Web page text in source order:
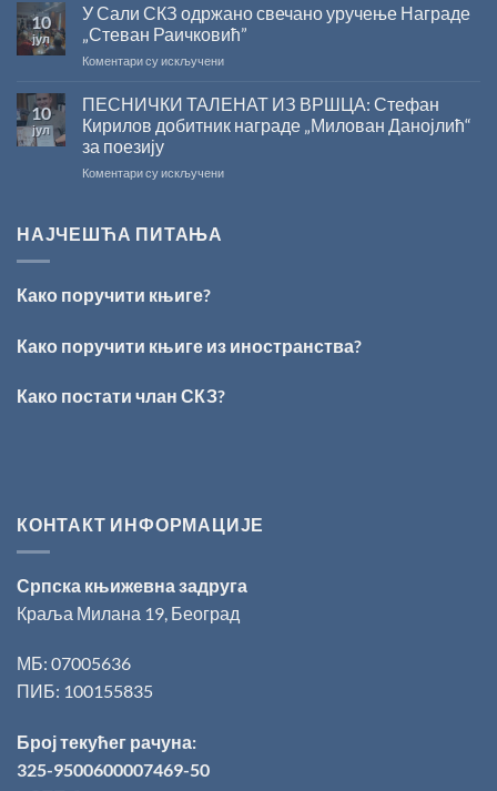
на
српском
2026.
ГОДИНУ
СНИЖЕЊЕ
10
јул
У Сали СКЗ одржано свечано уручење Награде
„Стеван Раичковић”
Коментари су искљученина
Сали
одржано
уручење
10
јул
ПЕСНИЧКИ ТАЛЕНАТ ИЗ ВРШЦА: Стефан
Кирилов добитник награде „Милован Данојлић“
за поезију
Коментари су искљученина
„Милован
поезију
НАЈЧЕШЋА ПИТАЊА
Како поручити књиге?
Како поручити књиге из иностранства?
Како постати члан СКЗ?
КОНТАКТ ИНФОРМАЦИЈЕ
Српска књижевна задруга
Краља Милана 19, Београд
МБ: 07005636
ПИБ: 100155835
Број текућег рачуна:
325-9500600007469-50